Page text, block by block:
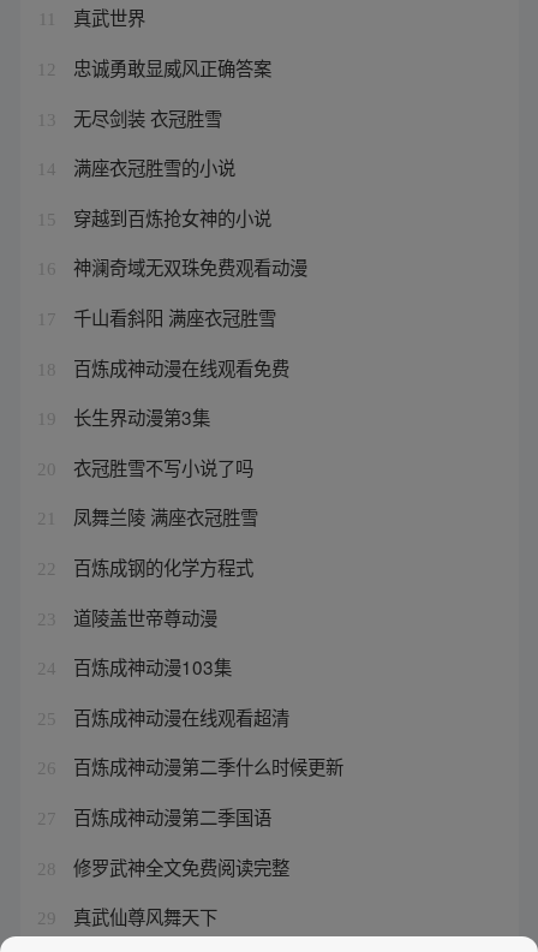
真武世界
12 忠诚勇敢显威风正确答案
13 无尽剑装 衣冠胜雪
14 满座衣冠胜雪的小说
15 穿越到百炼抢女神的小说
16 神澜奇域无双珠免费观看动漫
17 千山看斜阳 满座衣冠胜雪
18 百炼成神动漫在线观看免费
19 长生界动漫第3集
20 衣冠胜雪不写小说了吗
21 凤舞兰陵 满座衣冠胜雪
22 百炼成钢的化学方程式
23 道陵盖世帝尊动漫
24 百炼成神动漫103集
25 百炼成神动漫在线观看超清
26 百炼成神动漫第二季什么时候更新
27 百炼成神动漫第二季国语
28 修罗武神全文免费阅读完整
29 真武仙尊风舞天下